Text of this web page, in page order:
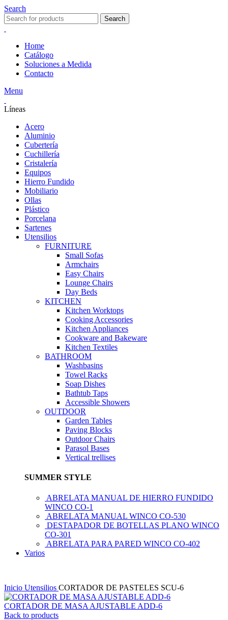
Search
Search
Home
Catálogo
Soluciones a Medida
Contacto
Menu
Líneas
Acero
Aluminio
Cubertería
Cuchillería
Cristalería
Equipos
Hierro Fundido
Mobiliario
Ollas
Plástico
Porcelana
Sartenes
Utensilios
FURNITURE
Small Sofas
Armchairs
Easy Chairs
Lounge Chairs
Day Beds
KITCHEN
Kitchen Worktops
Cooking Accessories
Kitchen Appliances
Cookware and Bakeware
Kitchen Textiles
BATHROOM
Washbasins
Towel Racks
Soap Dishes
Bathtub Taps
Accessible Showers
OUTDOOR
Garden Tables
Paving Blocks
Outdoor Chairs
Parasol Bases
Vertical trellises
SUMMER STYLE
ABRELATA MANUAL DE HIERRO FUNDIDO
WINCO CO-1
ABRELATA MANUAL WINCO CO-530
DESTAPADOR DE BOTELLAS PLANO WINCO
CO-301
ABRELATA PARA PARED WINCO CO-402
Varios
Inicio Utensilios CORTADOR DE PASTELES SCU-6
CORTADOR DE MASA AJUSTABLE ADD-6
Back to products